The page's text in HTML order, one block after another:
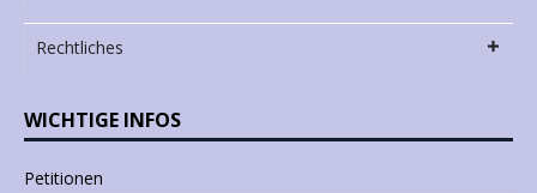
Rechtliches
WICHTIGE INFOS
Petitionen